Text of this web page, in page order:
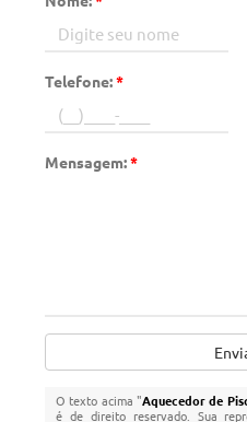
Telefone:*
Mensagem:*
O texto acima "Aquecedor de
é de direito reservado. Sua